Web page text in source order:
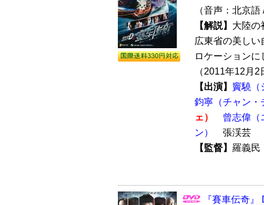
（音声：北京
【解説】 大陸の
広東省の美し
ロケーション
（2011年12月
【出演】 竇驍（
鈞寧（チャン・
ェ）
曾志偉（
ン）
張渓芸
【監督】 羅義
『賽車伝奇